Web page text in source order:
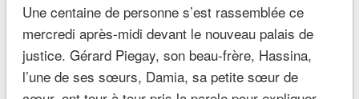
Une centaine de personne s’est rassemblée ce
mercredi après-midi devant le nouveau palais de
justice. Gérard Piegay, son beau-frère, Hassina,
l’une de ses sœurs, Damia, sa petite sœur de